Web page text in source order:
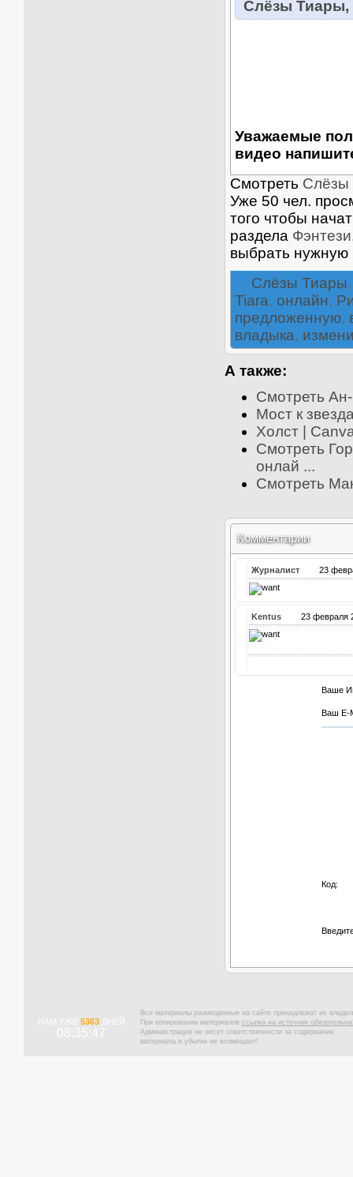
Слёзы Тиары,
Уважаемые
видео
Смотреть Слёзы
Уже 50 чел.
того чтобы
раздела Фэнтези
выбрать
Слёзы Тиары
Tiara, онлайн,
предложенную,
владыка,
А также:
Смотреть
Мост к
Холст |
Смотреть
онлай ...
Смотреть
Комментарии
Журналист 23
Kentus 23
Ваше
Ваш E-
Код:
НАМ УЖЕ 5363ДНЕЙ
08:35:48
Все материалы размещенные на сайте принадлежат их
При копировании материалов ссылка на источник
Администрация не несет ответственности за содержание
материала и убытки не возмещает!